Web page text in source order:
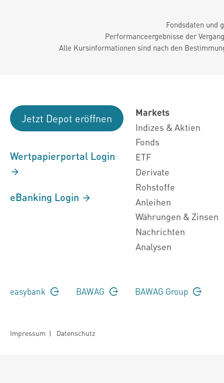
Fondsdaten und
Performanceergebnisse der
Alle Kursinformationen sind nach den
Jetzt Depot eröffnen
Wertpapierportal Login
eBanking Login
Markets
Indizes & Aktien
Fonds
ETF
Derivate
Rohstoffe
Anleihen
Währungen & Zinsen
Nachrichten
Analysen
easybank BAWAG BAWAG Group
Impressum | Datenschutz